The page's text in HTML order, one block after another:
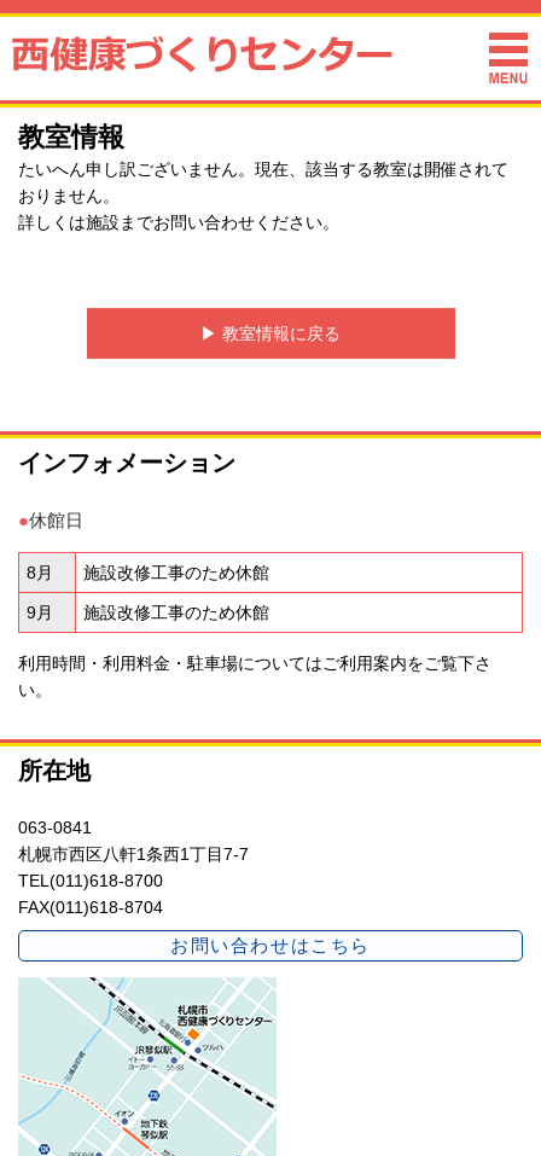
教室情報
たいへん申し訳ございません。現在、該当する教室は開催されて
おりません。
詳しくは施設までお問い合わせください。
▶︎ 教室情報に戻る
インフォメーション
●休館日
8月 施設改修工事のため休館
9月 施設改修工事のため休館
利用時間・利用料金・駐車場についてはご利用案内をご覧下さ
い。
所在地
063-0841
札幌市西区八軒1条西1丁目7-7
TEL(011)618-8700
FAX(011)618-8704
お問い合わせはこちら